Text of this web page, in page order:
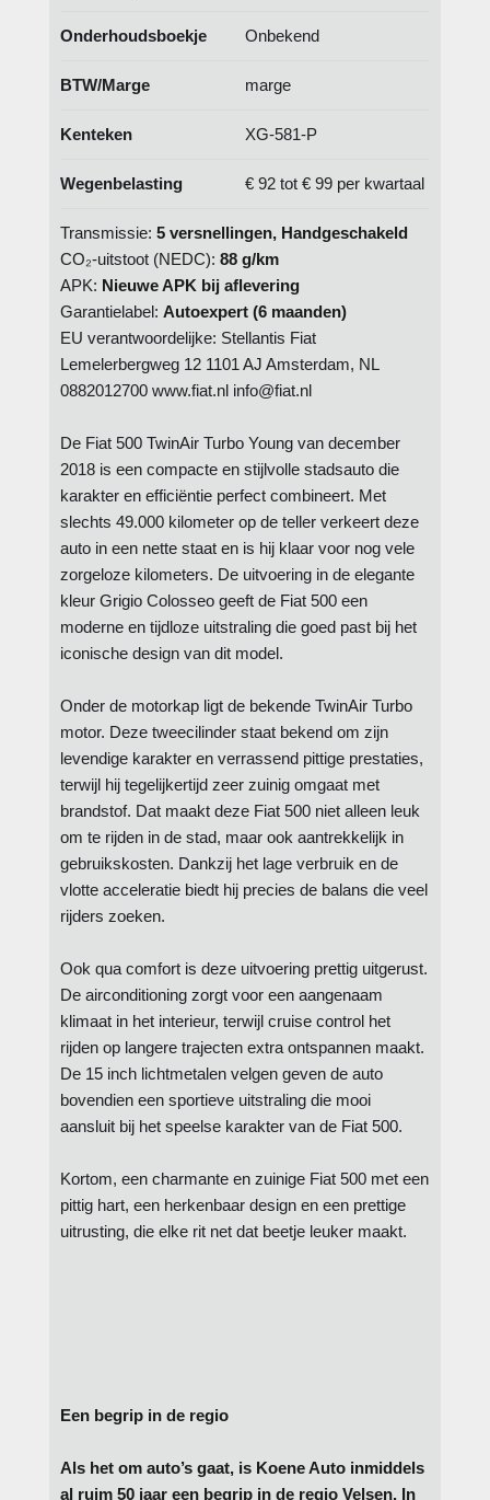
Onderhoudsboekje Onbekend
BTW/Marge marge
Kenteken XG-581-P
Wegenbelasting € 92 tot € 99 per kwartaal
Transmissie:5 versnellingen, Handgeschakeld
CO₂-uitstoot (NEDC):88 g/km
APK: Nieuwe APK bij aflevering
Garantielabel:Autoexpert (6 maanden)
EU verantwoordelijke: Stellantis Fiat
Lemelerbergweg 12 1101 AJ Amsterdam, NL
0882012700 www.fiat.nl info@fiat.nl
De Fiat 500 TwinAir Turbo Young van december
2018 is een compacte en stijlvolle stadsauto die
karakter en efficiëntie perfect combineert. Met
slechts 49.000 kilometer op de teller verkeert deze
auto in een nette staat en is hij klaar voor nog vele
zorgeloze kilometers. De uitvoering in de elegante
kleur Grigio Colosseo geeft de Fiat 500 een
moderne en tijdloze uitstraling die goed past bij het
iconische design van dit model.
Onder de motorkap ligt de bekende TwinAir Turbo
motor. Deze tweecilinder staat bekend om zijn
levendige karakter en verrassend pittige prestaties,
terwijl hij tegelijkertijd zeer zuinig omgaat met
brandstof. Dat maakt deze Fiat 500 niet alleen leuk
om te rijden in de stad, maar ook aantrekkelijk in
gebruikskosten. Dankzij het lage verbruik en de
vlotte acceleratie biedt hij precies de balans die veel
rijders zoeken.
Ook qua comfort is deze uitvoering prettig uitgerust.
De airconditioning zorgt voor een aangenaam
klimaat in het interieur, terwijl cruise control het
rijden op langere trajecten extra ontspannen maakt.
De 15 inch lichtmetalen velgen geven de auto
bovendien een sportieve uitstraling die mooi
aansluit bij het speelse karakter van de Fiat 500.
Kortom, een charmante en zuinige Fiat 500 met een
pittig hart, een herkenbaar design en een prettige
uitrusting, die elke rit net dat beetje leuker maakt.
Een begrip in de regio
Als het om auto’s gaat, is Koene Auto inmiddels
al ruim 50 jaar een begrip in de regio Velsen. In